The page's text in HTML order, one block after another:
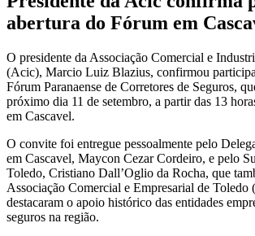
abertura do Fórum em
O presidente da Associação Comercial e
(Acic), Marcio Luiz Blazius, confirmou
Fórum Paranaense de Corretores de Seguros,
próximo dia 11 de setembro, a partir das 13
em Cascavel.
O convite foi entregue pessoalmente pelo
em Cascavel, Maycon Cezar Cordeiro, e pelo
Toledo, Cristiano Dall’Oglio da Rocha, que
Associação Comercial e Empresarial de
destacaram o apoio histórico das entidades
seguros na região.